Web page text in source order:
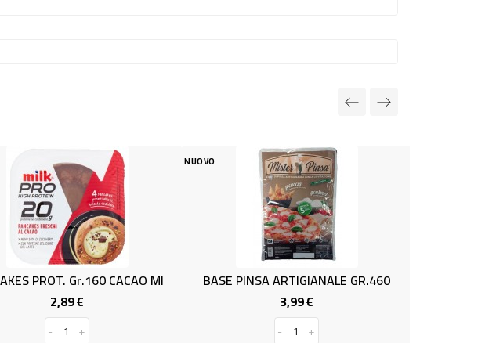
MI
NUOVO
BASE PINSA ARTIGIANALE GR.460
NUOVO
PESTO ALLA GENOVESE GR.130